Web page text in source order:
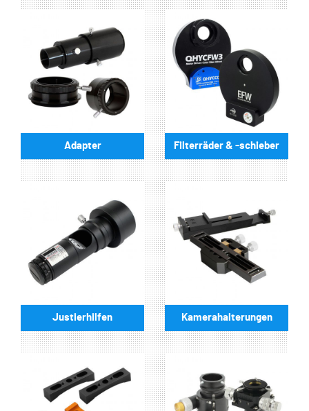
Adapter Filterräder & -schieber
Justierhilfen Kamerahalterungen